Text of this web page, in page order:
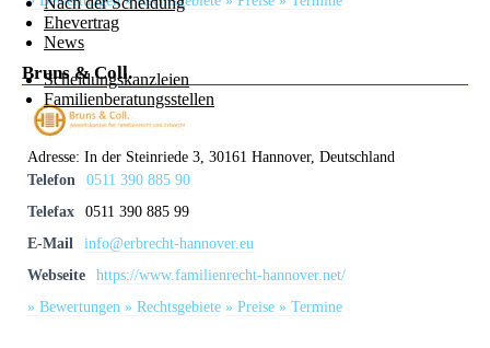
Ehevertrag
News
Scheidungskanzleien
Familienberatungsstellen
Bruns & Coll.
Adresse: In der Steinriede 3, 30161 Hannover, Deutschland
Telefon
0511 390 885 90
Telefax
0511 390 885 99
E-Mail
info@erbrecht-hannover.eu
Webseite
https://www.familienrecht-hannover.net/
» Bewertungen » Rechtsgebiete » Preise » Termine